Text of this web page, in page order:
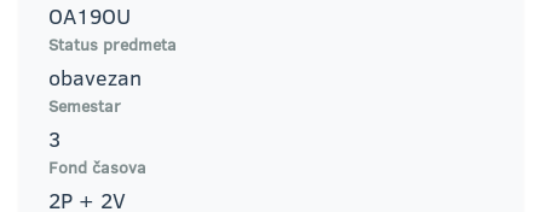
OA19OU
Status predmeta
obavezan
Semestar
3
Fond časova
2P + 2V